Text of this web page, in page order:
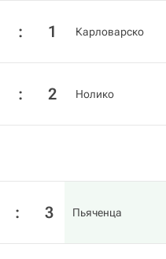
: 1 Карловарско
: 2 Нолико
: 3 Пьяченца